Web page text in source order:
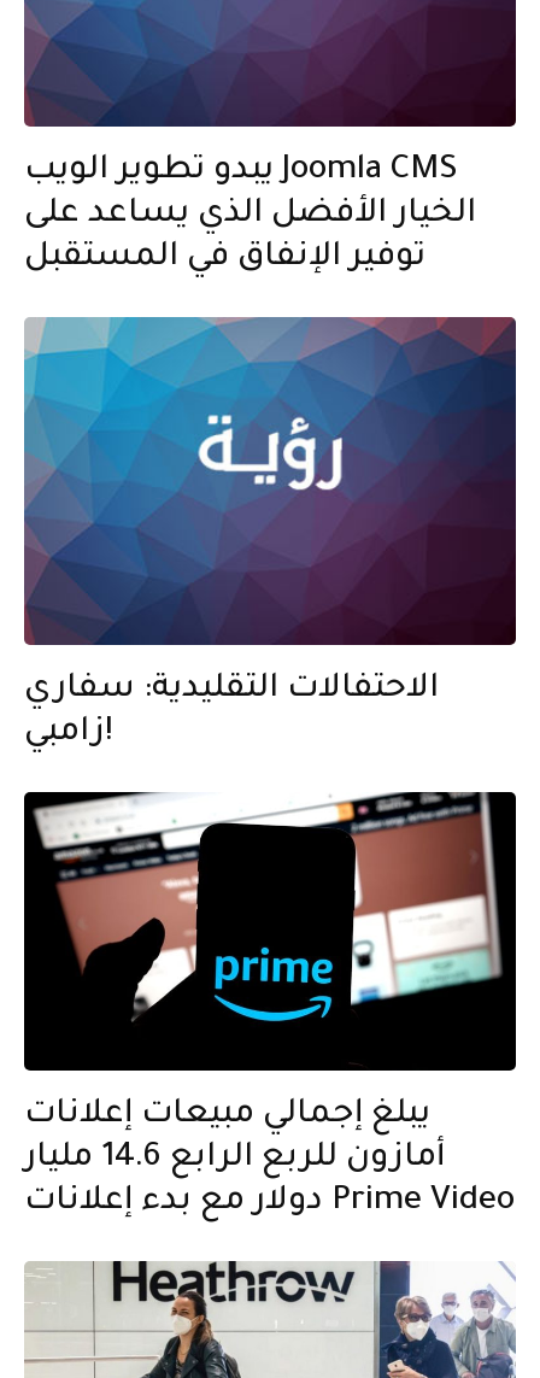
يبدو تطوير الويب Joomla CMS
الخيار الأفضل الذي يساعد على
توفير الإنفاق في المستقبل
الاحتفالات التقليدية: سفاري
زامبي!
يبلغ إجمالي مبيعات إعلانات
أمازون للربع الرابع 14.6 مليار
دولار مع بدء إعلانات Prime Video